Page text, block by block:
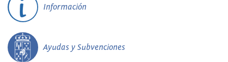
Información
Ayudas y Subvenciones